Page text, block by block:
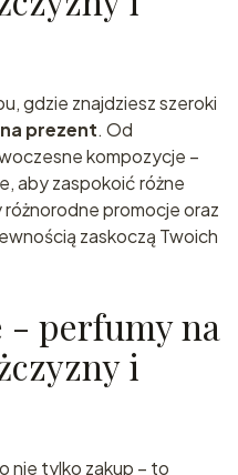
gdzie znajdziesz szeroki
prezent. Od
kompozycje –
aby zaspokoić różne
promocje oraz
zaskoczą Twoich
- perfumy na
i
nie tylko zakup – to